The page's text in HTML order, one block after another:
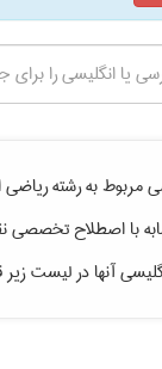
مربوط به رشتهرياضی
با اصطلاح تخصصی
آنها در لیست